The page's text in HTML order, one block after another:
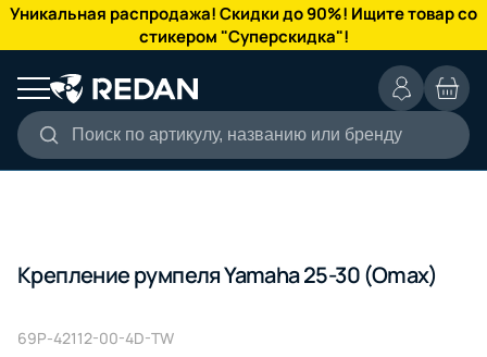
Уникальная распродажа! Скидки до 90%! Ищите товар со
стикером "Суперскидка"!
Поиск по артикулу, названию или бренду
КАТАЛОГ
Крепление румпеля Yamaha 25-30 (Omax)
69P-42112-00-4D-TW